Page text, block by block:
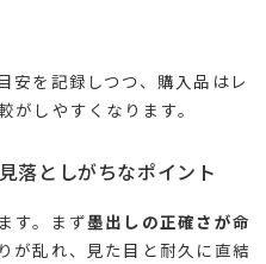
安を記録しつつ、購入品はレ
がしやすくなります。
落としがちなポイント
す。まず墨出しの正確さが命
が乱れ、見た目と耐久に直結